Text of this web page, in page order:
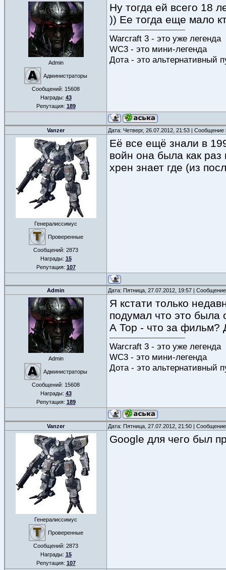
Admin
Администраторы
Сообщений: 15608
Награды: 43
Репутация: 189
Ну тогда ей всего 18
)) Ее тогда еще мало
Warcraft 3 - это уже легенда
WC3 - это мини-легенда
Дота - это альтернативный
Vanzer Дата: Четверг, 26.07.2012, 21:53 |
Генералиссимус
Проверенные
Сообщений: 2873
Награды: 15
Репутация: 107
Её все ещё знали в
войн она была как раз
хрен знает где (из
Admin Дата: Пятница, 27.07.2012, 19:57 |
Admin
Администраторы
Сообщений: 15608
Награды: 43
Репутация: 189
Я кстати только
подумал что это была
А Тор - что за фильм?
Warcraft 3 - это уже легенда
WC3 - это мини-легенда
Дота - это альтернативный
Vanzer Дата: Пятница, 27.07.2012, 21:50 |
Генералиссимус
Проверенные
Сообщений: 2873
Награды: 15
Репутация: 107
Google для чего был